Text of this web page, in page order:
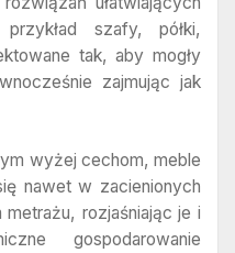
szafy, półki,
tak, aby mogły
zajmując jak
wyżej cechom, meble
nawet w zacienionych
rozjaśniając je i
gospodarowanie